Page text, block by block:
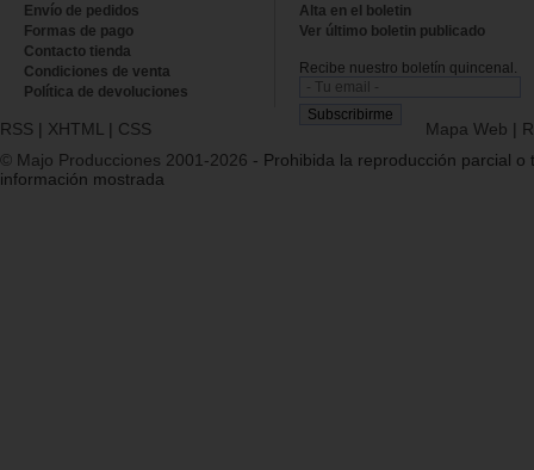
Envío de pedidos
Formas de pago
Contacto tienda
Condiciones de venta
Política de devoluciones
Alta en el boletin
Ver último boletin publicado
Recibe nuestro boletín quincenal.
RSS | XHTML | CSS Mapa Web |
© Majo Producciones 2001-2026 - Prohibida la reproducción parcial o
información mostrada